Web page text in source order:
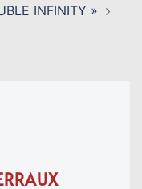
INFINITY »